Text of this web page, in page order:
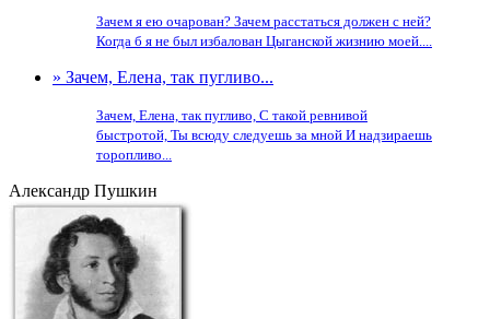
Зачем я ею очарован? Зачем расстаться должен с ней?
Когда б я не был избалован Цыганской жизнию моей....
» Зачем, Елена, так пугливо...
Зачем, Елена, так пугливо, С такой ревнивой
быстротой, Ты всюду следуешь за мной И надзираешь
торопливо...
Александр Пушкин